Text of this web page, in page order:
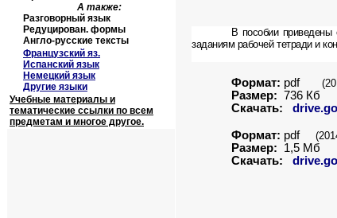
В пособии приведены
заданиям рабочей тетради и
Формат: pdf
Размер: 736 Кб
Скачать:
Формат: pdf
Размер: 1,5 Мб
Скачать:
А также:
Разговорный язык
Редуцирован. формы
Англо-русские тексты
Французский яз.
Испанский язык
Немецкий язык
Другие языки
Учебные материалы и
тематические ссылки по всем
предметам и многое другое.